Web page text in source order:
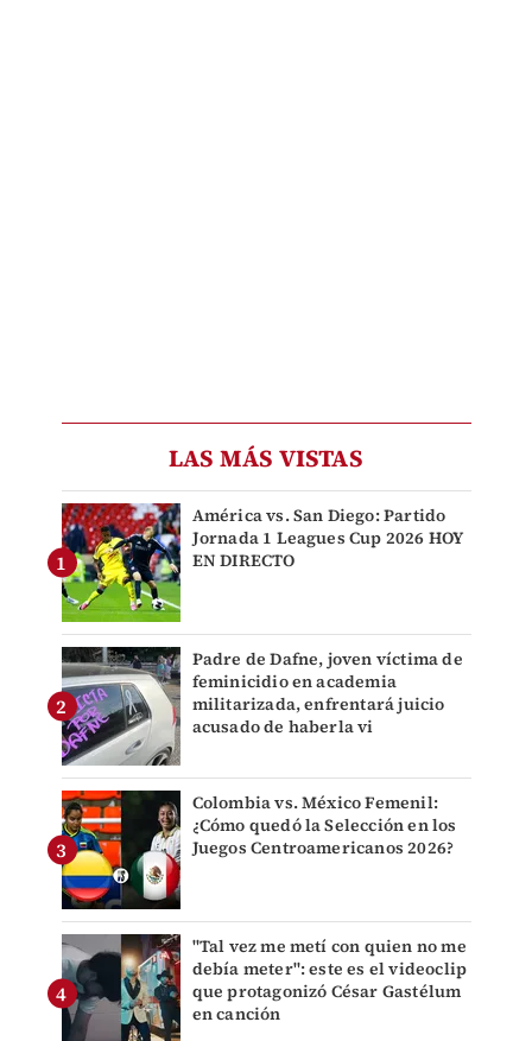
LAS MÁS VISTAS
América vs. San Diego: Partido
Jornada 1 Leagues Cup 2026 HOY
EN DIRECTO
Padre de Dafne, joven víctima de
feminicidio en academia
militarizada, enfrentará juicio
acusado de haberla vi
Colombia vs. México Femenil:
¿Cómo quedó la Selección en los
Juegos Centroamericanos 2026?
"Tal vez me metí con quien no me
debía meter": este es el videoclip
que protagonizó César Gastélum
en canción